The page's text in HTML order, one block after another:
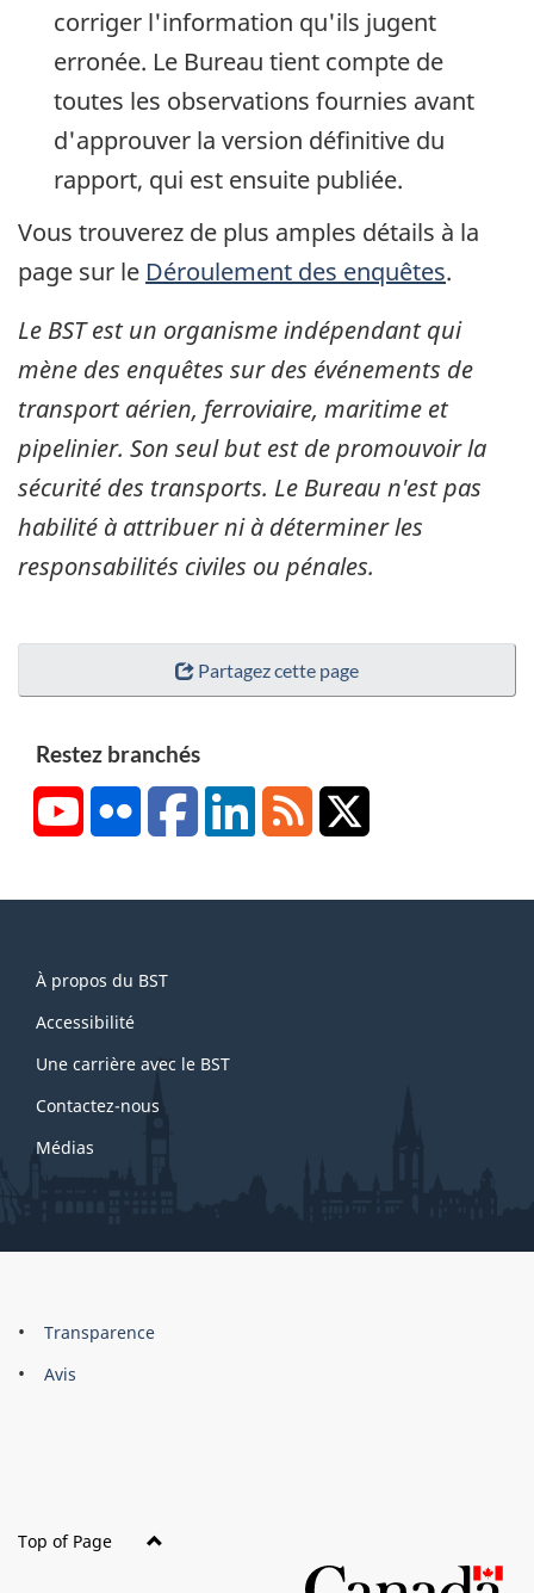
corriger l'information qu'ils jugent
erronée. Le Bureau tient compte de
toutes les observations fournies avant
d'approuver la version définitive du
rapport, qui est ensuite publiée.
Vous trouverez de plus amples détails à la
page sur le Déroulement des enquêtes.
Le BST est un organisme indépendant qui
mène des enquêtes sur des événements de
transport aérien, ferroviaire, maritime et
pipelinier. Son seul but est de promouvoir la
sécurité des transports. Le Bureau n'est pas
habilité à attribuer ni à déterminer les
responsabilités civiles ou pénales.
Partagez cette page
Restez branchés
YouTubeFlickr FacebookLinkedInRSS
this
site
À propos du BST
Accessibilité
Une carrière avec le BST
Contactez-nous
Médias
About
this
Brand
Transparence
Avis
Top of Page